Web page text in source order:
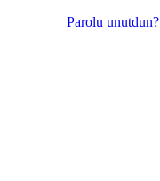
Parolu unutdun?